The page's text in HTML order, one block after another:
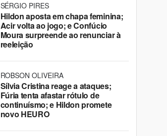
SÉRGIO PIRES
Hildon aposta em chapa feminina;
Acir volta ao jogo; e Confúcio
Moura surpreende ao renunciar à
reeleição
ROBSON OLIVEIRA
Sílvia Cristina reage a ataques;
Fúria tenta afastar rótulo de
continuísmo; e Hildon promete
novo HEURO